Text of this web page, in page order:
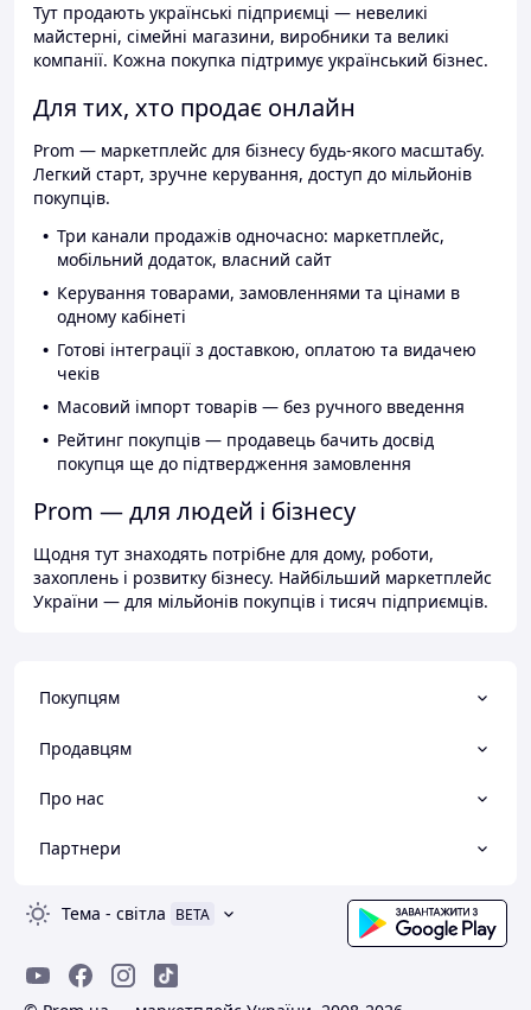
Тут продають українські підприємці — невеликі
майстерні, сімейні магазини, виробники та великі
компанії. Кожна покупка підтримує український бізнес.
Для тих, хто продає онлайн
Prom — маркетплейс для бізнесу будь-якого масштабу.
Легкий старт, зручне керування, доступ до мільйонів
покупців.
Три канали продажів одночасно: маркетплейс,
мобільний додаток, власний сайт
Керування товарами, замовленнями та цінами в
одному кабінеті
Готові інтеграції з доставкою, оплатою та видачею
чеків
Масовий імпорт товарів — без ручного введення
Рейтинг покупців — продавець бачить досвід
покупця ще до підтвердження замовлення
Prom — для людей і бізнесу
Щодня тут знаходять потрібне для дому, роботи,
захоплень і розвитку бізнесу. Найбільший маркетплейс
України — для мільйонів покупців і тисяч підприємців.
Покупцям
Продавцям
Про нас
Партнери
Тема - світла BETA